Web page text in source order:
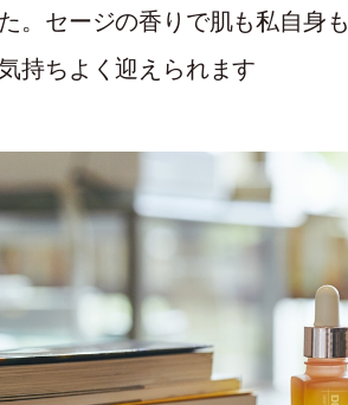
。セージの香りで肌も私自身
持ちよく迎えられます